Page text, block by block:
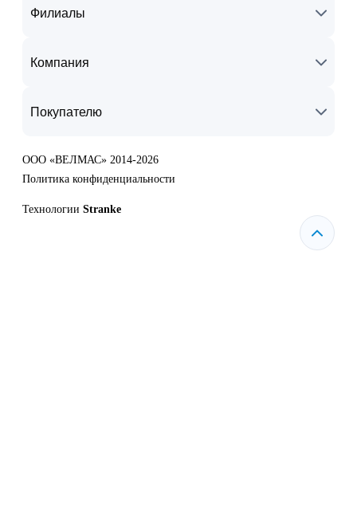
Филиалы
Компания
Покупателю
ООО «ВЕЛМАС» 2014-2026
Политика конфиденциальности
Технологии Stranke